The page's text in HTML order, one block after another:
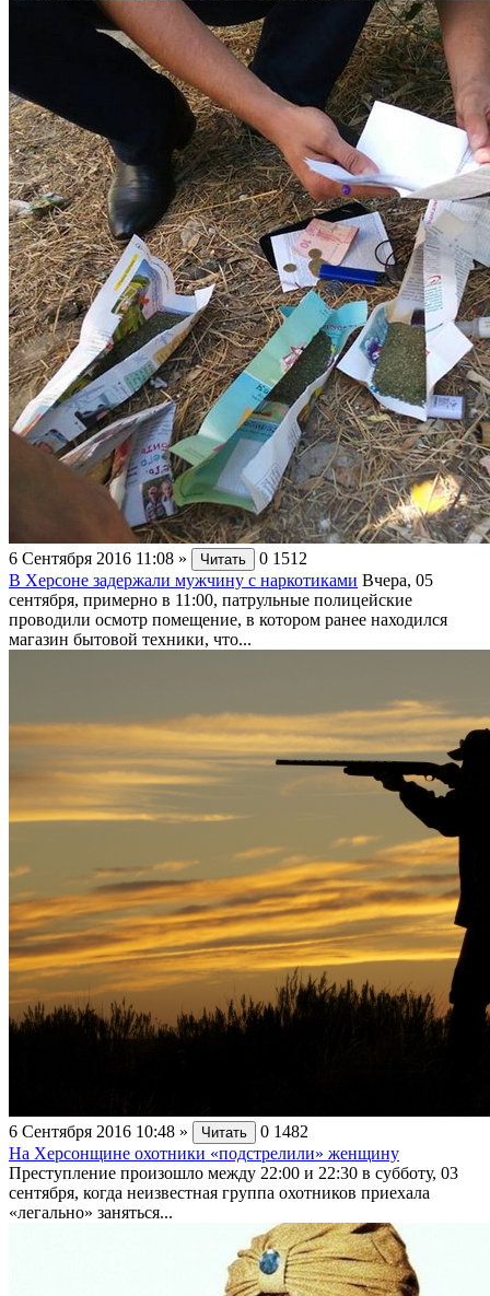
6 Сентября 2016 11:08 » Читать 0 1512
В Херсоне задержали мужчину с наркотиками Вчера, 05
сентября, примерно в 11:00, патрульные полицейские
проводили осмотр помещение, в котором ранее находился
магазин бытовой техники, что...
6 Сентября 2016 10:48 » Читать 0 1482
На Херсонщине охотники «подстрелили» женщину
Преступление произошло между 22:00 и 22:30 в субботу, 03
сентября, когда неизвестная группа охотников приехала
«легально» заняться...